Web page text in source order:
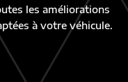
les améliorations
à votre véhicule.